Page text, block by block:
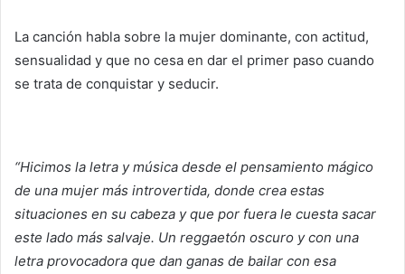
La canción habla sobre la mujer dominante, con actitud,
sensualidad y que no cesa en dar el primer paso cuando
se trata de conquistar y seducir.
“Hicimos la letra y música desde el pensamiento mágico
de una mujer más introvertida, donde crea estas
situaciones en su cabeza y que por fuera le cuesta sacar
este lado más salvaje. Un reggaetón oscuro y con una
letra provocadora que dan ganas de bailar con esa